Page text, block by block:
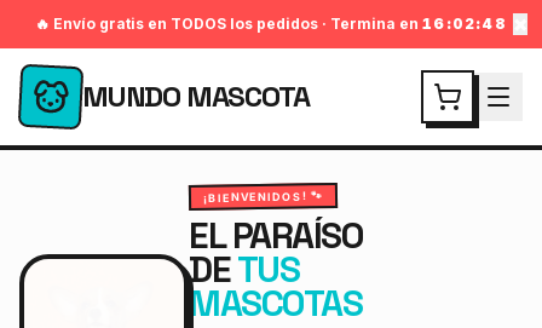
🔥 Envío gratis en TODOS los pedidos · Termina en16:02:46
MUNDO MASCOTA
¡BIENVENIDOS! 🐾
EL PARAÍSO
DETUS
MASCOTAS